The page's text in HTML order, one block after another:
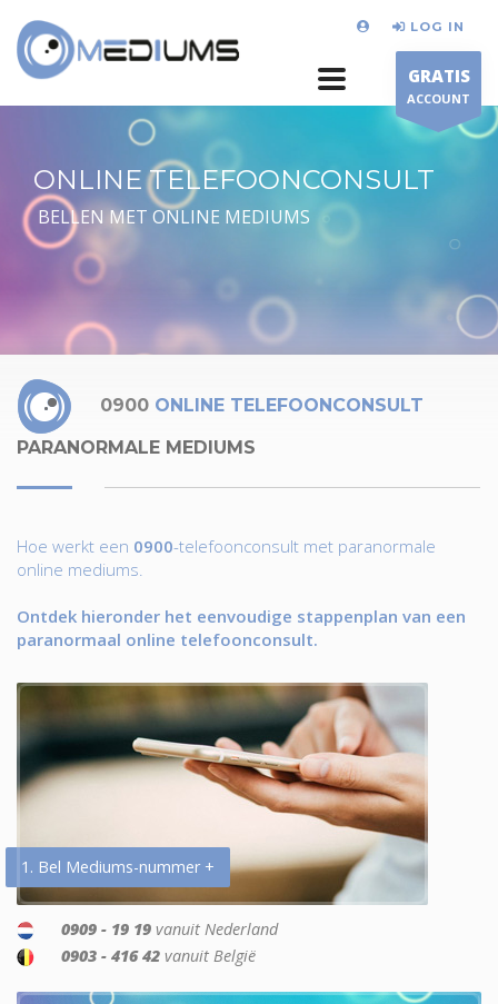
LOG IN
GRATIS
ACCOUNT
ONLINE TELEFOONCONSULT
BELLEN MET ONLINE MEDIUMS
0900 ONLINE TELEFOONCONSULT
PARANORMALE MEDIUMS
Hoe werkt een 0900-telefoonconsult met paranormale
online mediums.
Ontdek hieronder het eenvoudige stappenplan van een
paranormaal online telefoonconsult.
1. Bel Mediums-nummer +
0909 - 19 19 vanuit Nederland
0903 - 416 42 vanuit België